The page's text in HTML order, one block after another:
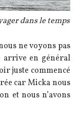
dans le temps
ne voyons pas
arrive en général
juste commencé
car Micka nous
et nous n’avons